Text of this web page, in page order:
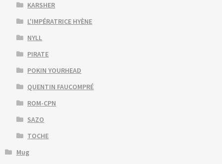
KARSHER
L'IMPÉRATRICE HYÈNE
NYLL
PIRATE
POKIN YOURHEAD
QUENTIN FAUCOMPRÉ
ROM-CPN
SAZO
TOCHE
Mug